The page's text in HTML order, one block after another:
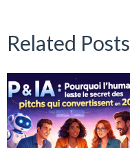
Related Posts